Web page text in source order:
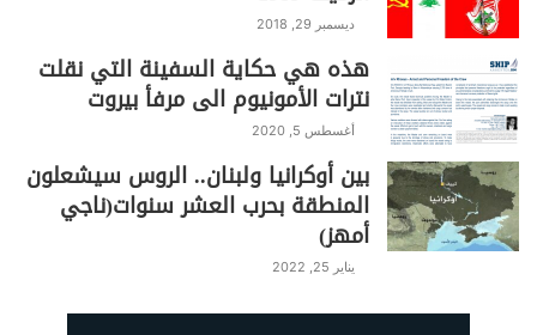
اللاهث خلف كرسي الرئاسة في بلاده؟
F
a
e
T
w
er
W
h
at
s
T
el
e
gr
Pr
in
t
C
y
S
h
e
ديسمبر 29, 2018
هذه هي حكاية السفينة التي نقلت
نترات الأمونيوم الى مرفأ بيروت
أغسطس 5, 2020
بين أوكرانيا ولبنان.. الروس سيشعلون
المنطقة بحرب العشر سنوات(ناجي
أمهز)
يناير 25, 2022